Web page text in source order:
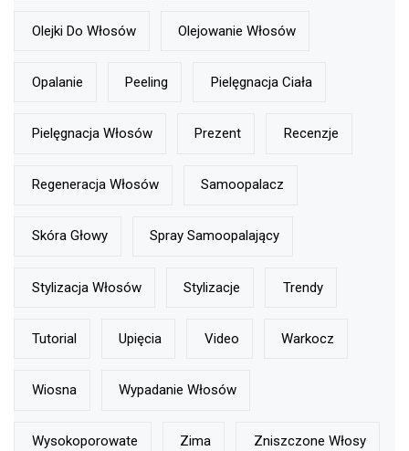
Olejki Do Włosów Olejowanie Włosów
Opalanie Peeling Pielęgnacja Ciała
Pielęgnacja Włosów Prezent Recenzje
Regeneracja Włosów Samoopalacz
Skóra Głowy Spray Samoopalający
Stylizacja Włosów Stylizacje Trendy
Tutorial Upięcia Video Warkocz
Wiosna Wypadanie Włosów
Wysokoporowate Zima Zniszczone Włosy